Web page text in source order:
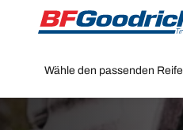
Go to page content
Go to page
Wähle den passenden